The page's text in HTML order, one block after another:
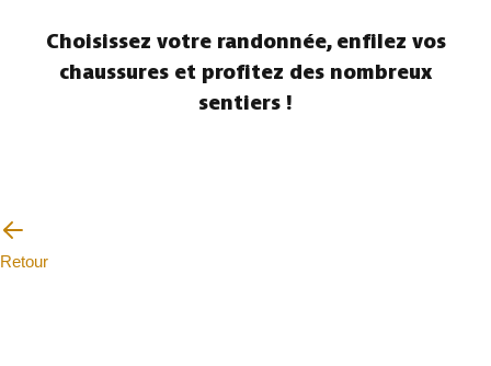
Choisissez votre randonnée, enfilez vos
chaussures et profitez des nombreux
sentiers !
Retour